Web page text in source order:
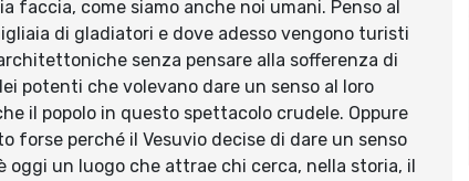
faccia, come siamo anche noi umani. Penso al
di gladiatori e dove adesso vengono turisti
senza pensare alla sofferenza di
potenti che volevano dare un senso al loro
il popolo in questo spettacolo crudele. Oppure
forse perché il Vesuvio decise di dare un senso
un luogo che attrae chi cerca, nella storia, il